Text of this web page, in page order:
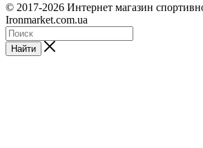
© 2017-2026 Интернет магазин
Ironmarket.com.ua
Найти